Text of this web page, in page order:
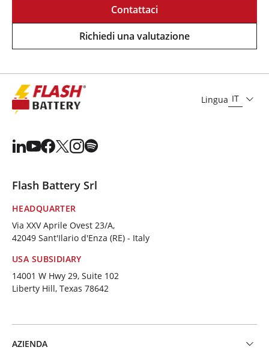
Contattaci
Richiedi una valutazione
Lingua IT
Flash Battery Srl
HEADQUARTER
Via XXV Aprile Ovest 23/A,
42049 Sant'Ilario d'Enza (RE) - Italy
USA SUBSIDIARY
14001 W Hwy 29, Suite 102
Liberty Hill, Texas 78642
AZIENDA